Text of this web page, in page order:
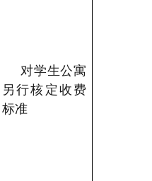
对学生公寓
另行核定收费
标准